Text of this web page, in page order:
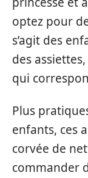
optez pour
s’agit des
des
qui
Plus
enfants, ces
corvée de
commander